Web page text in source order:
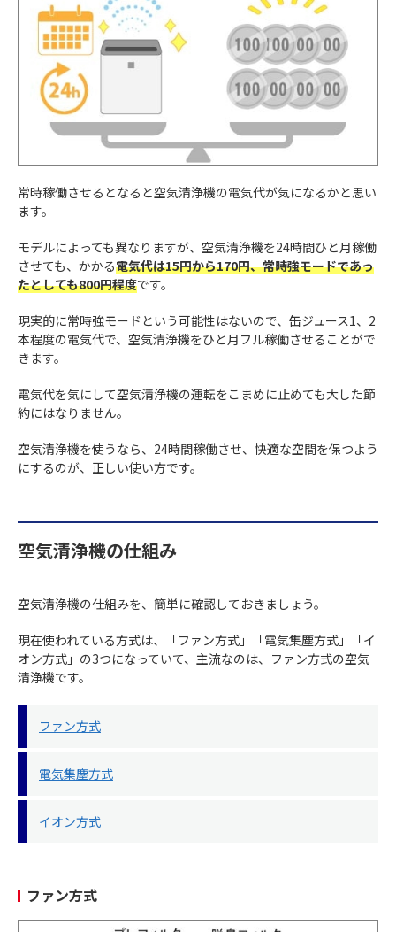
常時稼働させるとなると空気清浄機の電気代が気になるかと思い
ます。
モデルによっても異なりますが、空気清浄機を24時間ひと月稼働
させても、かかる電気代は15円から170円、常時強モードであっ
たとしても800円程度です。
現実的に常時強モードという可能性はないので、缶ジュース1、2
本程度の電気代で、空気清浄機をひと月フル稼働させることがで
きます。
電気代を気にして空気清浄機の運転をこまめに止めても大した節
約にはなりません。
空気清浄機を使うなら、24時間稼働させ、快適な空間を保つよう
にするのが、正しい使い方です。
空気清浄機の仕組み
空気清浄機の仕組みを、簡単に確認しておきましょう。
現在使われている方式は、「ファン方式」「電気集塵方式」「イ
オン方式」の3つになっていて、主流なのは、ファン方式の空気
清浄機です。
ファン方式
電気集塵方式
イオン方式
ファン方式